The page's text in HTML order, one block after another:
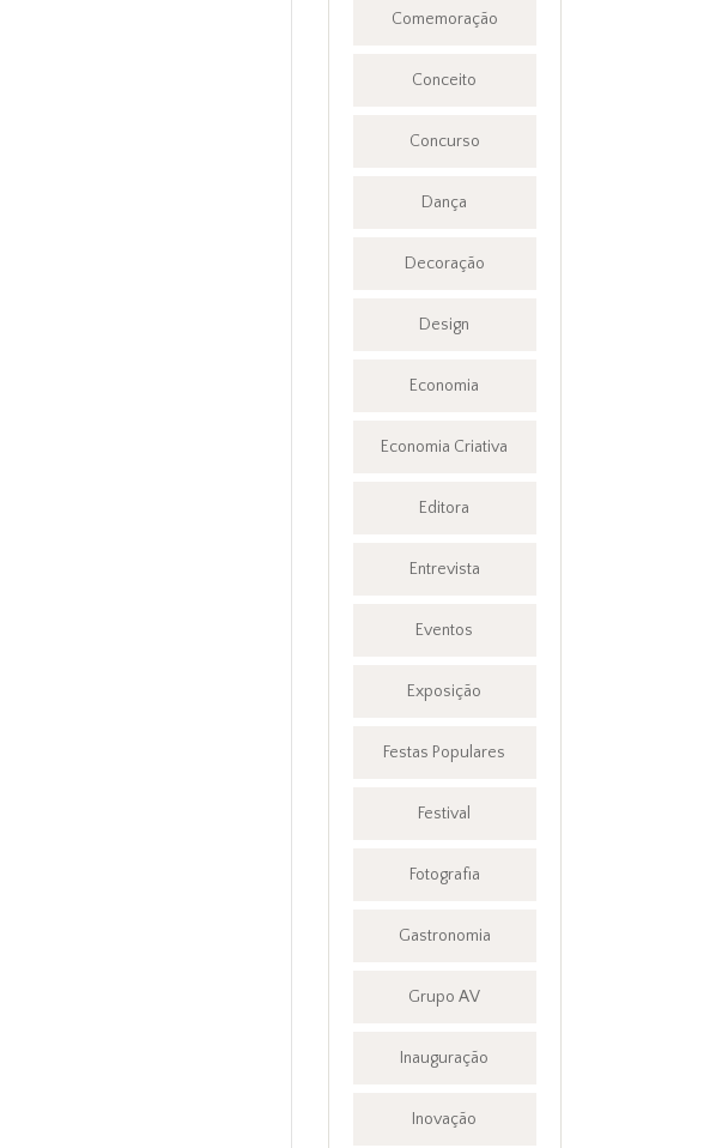
Comemoração
Conceito
Concurso
Dança
Decoração
Design
Economia
Economia Criativa
Editora
Entrevista
Eventos
Exposição
Festas Populares
Festival
Fotografia
Gastronomia
Grupo AV
Inauguração
Inovação